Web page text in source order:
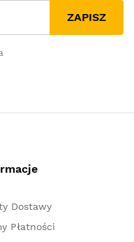
ZAPISZ
Dostawy
Płatności